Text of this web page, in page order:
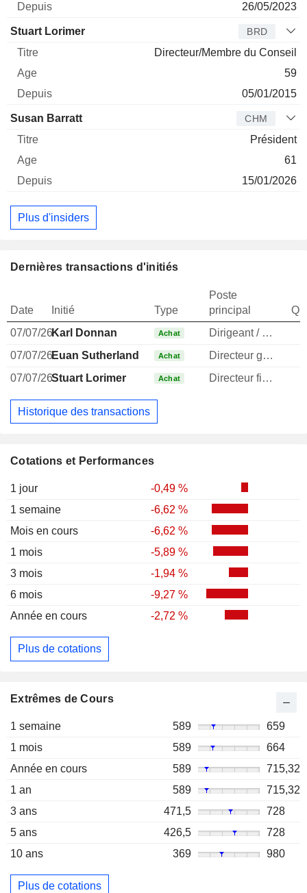
Cotations et Performances
1 jour
-0,49 %
1 semaine
-6,62 %
Mois en cours
-6,62 %
1 mois
-5,89 %
3 mois
-1,94 %
6 mois
-9,27 %
Année en cours
-2,72 %
Plus de cotations
Extrêmes de Cours
1 semaine 589
659
1 mois
589
664
Année en cours
589
715,32
1 an
589
715,32
3 ans
471,5
728
5 ans
426,5
728
10 ans
369 980
Plus de cotations
26/05/2023
Stuart Lorimer BRD
Directeur/Membre du Conseil
59
05/01/2015
Susan Barratt CHM
Président
61
15/01/2026
Plus d'insiders
Dernières transactions d'initiés
Date Initié Type
Poste
principal
07/07/26Karl Donnan Achat
Dirigeant / cadre principal
07/07/26Euan Sutherland Achat
Directeur general
07/07/26Stuart Lorimer Achat Directeur financier
Historique des transactions